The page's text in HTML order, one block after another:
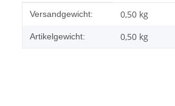
Produkteigenschaft
Wert
Versandgewicht: 0,50 kg
Artikelgewicht: 0,50 kg